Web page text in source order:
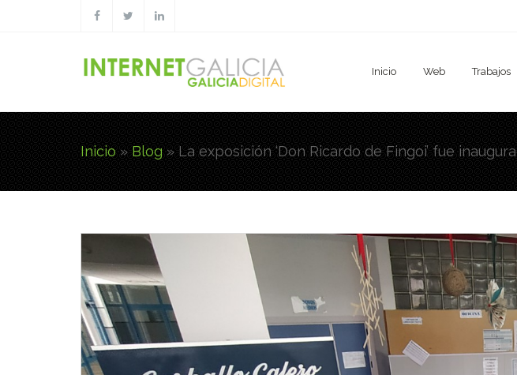
Pasar al contenido principal
Inicio Web Trabajos
Usted está aquí
Inicio » Blog » La exposición ‘Don Ricardo de Fingoi’ fue